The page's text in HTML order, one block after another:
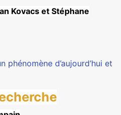
Kovacs et Stéphane
phénomène d’aujourd’hui et